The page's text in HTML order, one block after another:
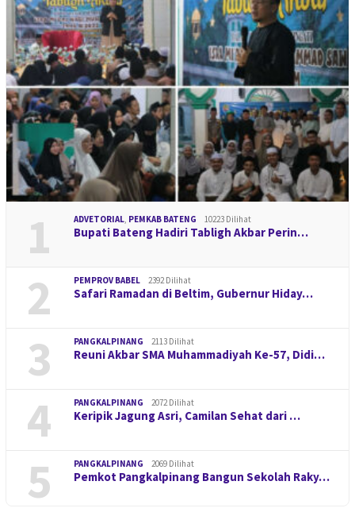
1 ADVETORIAL, PEMKAB BATENG 10223 Dilihat
Bupati Bateng Hadiri Tabligh Akbar Perin…
2 PEMPROV BABEL 2392 Dilihat
Safari Ramadan di Beltim, Gubernur Hiday…
3 PANGKALPINANG 2113 Dilihat
Reuni Akbar SMA Muhammadiyah Ke-57, Didi…
4 PANGKALPINANG 2072 Dilihat
Keripik Jagung Asri, Camilan Sehat dari …
5 PANGKALPINANG 2069 Dilihat
Pemkot Pangkalpinang Bangun Sekolah Raky…